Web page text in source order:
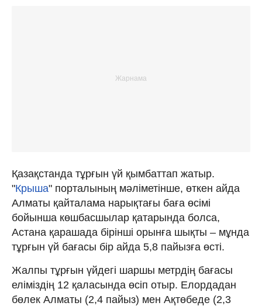
Қазақстанда тұрғын үй қымбаттап жатыр.
"Крыша" порталының мәліметінше, өткен айда
Алматы қайталама нарықтағы баға өсімі
бойынша көшбасшылар қатарында болса,
Астана қарашада бірінші орынға шықты – мұнда
тұрғын үй бағасы бір айда 5,8 пайызға өсті.
Жалпы тұрғын үйдегі шаршы метрдің бағасы
еліміздің 12 қаласында өсіп отыр. Елордадан
бөлек Алматы (2,4 пайыз) мен Ақтөбеде (2,3